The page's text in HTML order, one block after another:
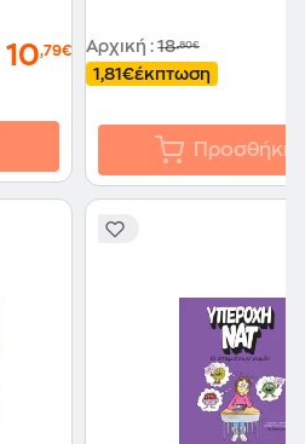
10,79€ Αρχική : 18,80€
1,81€έκπτωση
Προσθήκη